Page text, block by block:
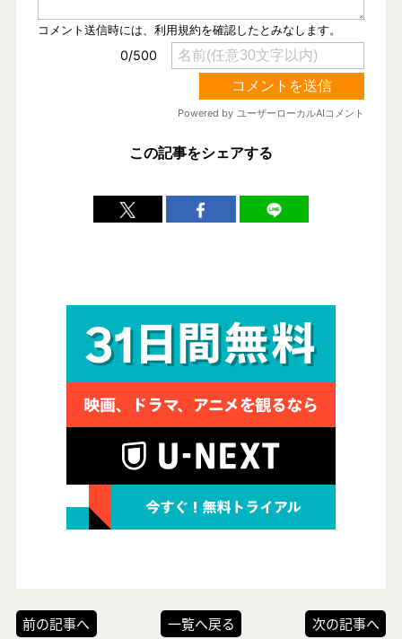
この記事をシェアする
前の記事へ 一覧へ戻る 次の記事へ